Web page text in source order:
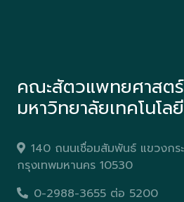
คณะสัตวแพทยศาสตร์
มหาวิทยาลัยเทคโนโล
140 ถนนเชื่อมสัมพันธ์ แขวงกร
กรุงเทพมหานคร 10530
0-2988-3655 ต่อ 5200